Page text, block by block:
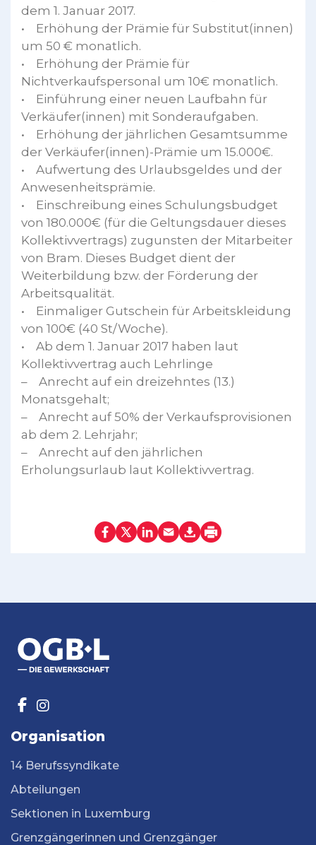
dem 1. Januar 2017.
• Erhöhung der Prämie für Substitut(innen)
um 50 € monatlich.
• Erhöhung der Prämie für
Nichtverkaufspersonal um 10€ monatlich.
• Einführung einer neuen Laufbahn für
Verkäufer(innen) mit Sonderaufgaben.
• Erhöhung der jährlichen Gesamtsumme
der Verkäufer(innen)-Prämie um 15.000€.
• Aufwertung des Urlaubsgeldes und der
Anwesenheitsprämie.
• Einschreibung eines Schulungsbudget
von 180.000€ (für die Geltungsdauer dieses
Kollektivvertrags) zugunsten der Mitarbeiter
von Bram. Dieses Budget dient der
Weiterbildung bzw. der Förderung der
Arbeitsqualität.
• Einmaliger Gutschein für Arbeitskleidung
von 100€ (40 St/Woche).
• Ab dem 1. Januar 2017 haben laut
Kollektivvertrag auch Lehrlinge
– Anrecht auf ein dreizehntes (13.)
Monatsgehalt;
– Anrecht auf 50% der Verkaufsprovisionen
ab dem 2. Lehrjahr;
– Anrecht auf den jährlichen
Erholungsurlaub laut Kollektivvertrag.
Organisation
14 Berufssyndikate
Abteilungen
Sektionen in Luxemburg
Grenzgängerinnen und Grenzgänger